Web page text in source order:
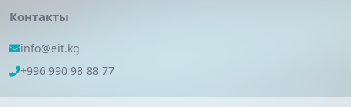
Контакты
info@eit.kg
+996 990 98 88 77